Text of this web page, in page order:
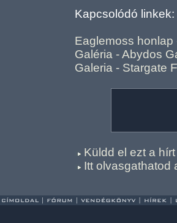
Kapcsolódó linkek:
Eaglemoss honlap
Galéria - Abydos
Galeria - Stargate
Küldd el ezt a
Itt olvasgathatod